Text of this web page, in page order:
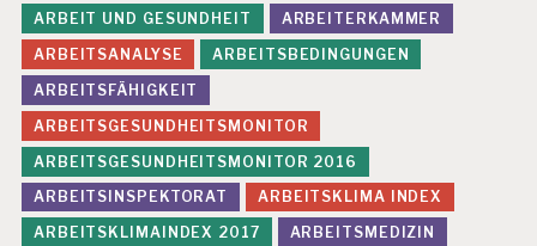
N
S
C
H
A
F
T
A
S
ARBEIT UND GESUNDHEIT
ARBEITERKAMMER
ARBEITSANALYSE
ARBEITSBEDINGUNGEN
ARBEITSFÄHIGKEIT
ARBEITSGESUNDHEITSMONITOR
ARBEITSGESUNDHEITSMONITOR 2016
ARBEITSINSPEKTORAT
ARBEITSKLIMA INDEX
ARBEITSKLIMAINDEX 2017
ARBEITSMEDIZIN